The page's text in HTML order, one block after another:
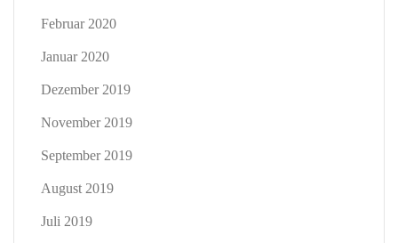
Februar 2020
Januar 2020
Dezember 2019
November 2019
September 2019
August 2019
Juli 2019